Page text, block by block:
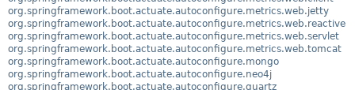
org.springframework.boot.actuate.autoconfigure.metrics.web.jetty
org.springframework.boot.actuate.autoconfigure.metrics.web.reactive
org.springframework.boot.actuate.autoconfigure.metrics.web.servlet
org.springframework.boot.actuate.autoconfigure.metrics.web.tomcat
org.springframework.boot.actuate.autoconfigure.mongo
org.springframework.boot.actuate.autoconfigure.neo4j
org.springframework.boot.actuate.autoconfigure.quartz